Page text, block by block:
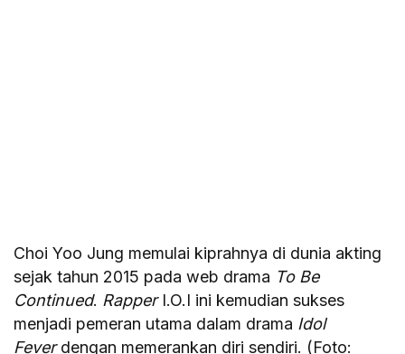
Choi Yoo Jung memulai kiprahnya di dunia akting
sejak tahun 2015 pada web drama To Be
Continued. RapperI.O.I ini kemudian sukses
menjadi pemeran utama dalam drama Idol
Feverdengan memerankan diri sendiri. (Foto: